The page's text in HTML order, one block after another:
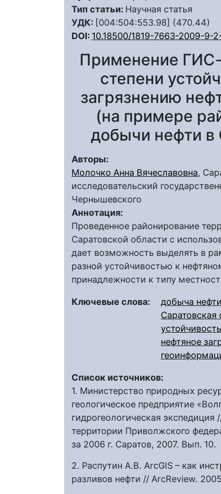
Тип статьи: Научная статья
УДК: [004:504:553.98] (470.44)
DOI: 10.18500/1819-7663-2009-9-
Применение
степени
загрязнению
(на примере
добычи нефти в
Авторы:
Молочко Анна Вячеславовна,
исследовательский
Чернышевского
Аннотация:
Проведенное районирование
Саратовской области с
дает возможность выделять в
разной устойчивостью к
принадлежности к типу
Ключевые слова:
добыча
Саратовская
нефтяное
Список источников:
1. Министерство природных
геологическое предприятие
гидрогеологическая
территории Приволжского
за 2006 г. Саратов, 2007. Вып. 10.
2. Распутин А.В. ArcGIS – как
разливов нефти // ArcReview.